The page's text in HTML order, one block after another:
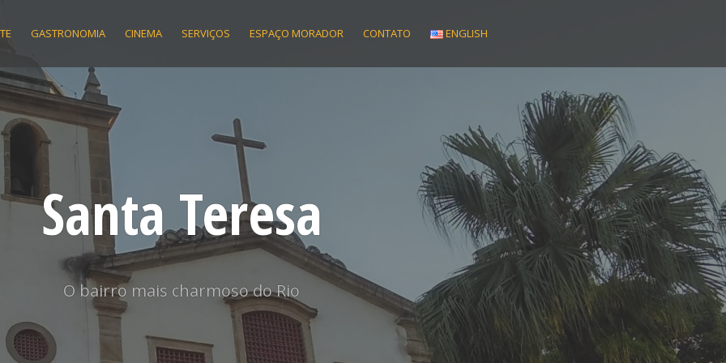
GASTRONOMIA CINEMA SERVIÇOS ESPAÇO MORADOR CONTATO ENGLISH
Santa Teresa
O bairro mais charmoso do Rio